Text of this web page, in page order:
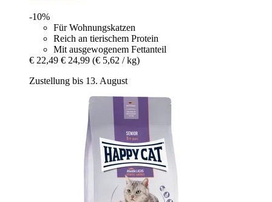
-10%
Für Wohnungskatzen
Reich an tierischem Protein
Mit ausgewogenem Fettanteil
€ 22,49 € 24,99 (€ 5,62 / kg)
Zustellung bis 13. August